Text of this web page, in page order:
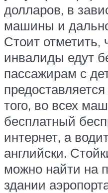
долларов, в
машины и
Стоит отметить,
инвалиды едут
пассажирам с
того, во всех
бесплатный
интернет, а
английски.
можно найти на
здании